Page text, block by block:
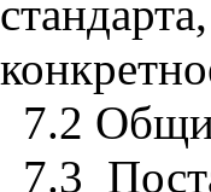
стандарта,
7.2
7.3